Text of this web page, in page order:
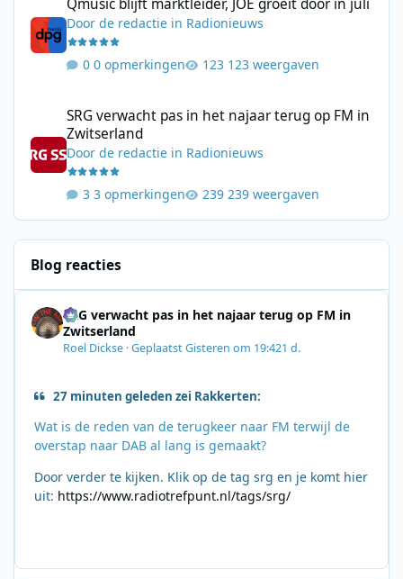
Qmusic blijft marktleider, JOE groeit door in juli
Doorde redactie in Radionieuws
0 opmerkingen 123 weergaven
SRG verwacht pas in het najaar terug op FM in
Zwitserland
Doorde redactie in Radionieuws
3 opmerkingen 239 weergaven
Blog reacties
SRG verwacht pas in het najaar terug op FM in
Zwitserland
Roel Dickse ·GeplaatstGisteren om 19:421 d.
27 minuten geleden zei Rakkerten:
Wat is de reden van de terugkeer naar FM terwijl de
overstap naar DAB al lang is gemaakt?
Door verder te kijken. Klik op de tag srg en je komt hier
uit: https://www.radiotrefpunt.nl/tags/srg/